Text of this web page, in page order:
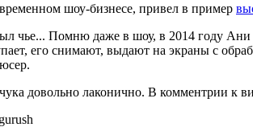
шоу-бизнесе, привел в пример
чье... Помню даже в шоу, в 2014 году
его снимают, выдают на экраны с
довольно лаконично. В комментрии к